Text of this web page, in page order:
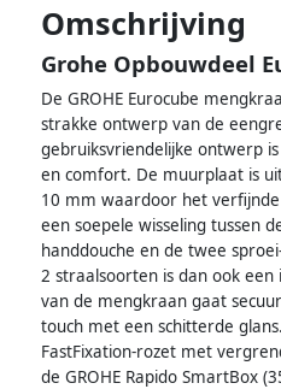
Omschrijving
Grohe Opbouwdeel
De GROHE Eurocube
strakke ontwerp van de
gebruiksvriendelijke ontwerp
en comfort. De muurplaat is
10 mm waardoor het
een soepele wisseling tussen
handdouche en de twee
2 straalsoorten is dan ook
van de mengkraan gaat
touch met een schitterde
FastFixation-rozet met
de GROHE Rapido SmartBox